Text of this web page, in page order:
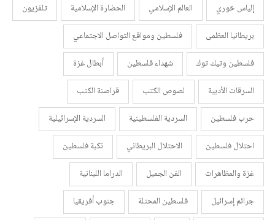
إلياس خوري
العالم الإسلامي الحضارة الإسلامية
تلفزيون
بريطانيا العظمى
فلسطين ومواقع التواصل الاجتماعي
فلسطين وتيك توك
شهداء فلسطين
أبطال غزة
السرقات الأدبية
لصوص الكتب
قراصنة الكتب
حرب فلسطين
السردية الفلسطينية
السردية الإسرائيلية
احتلال فلسطين
الاحتلال البريطاني
نكبة فلسطين
غزة والمظاهرات
الفن الجميل
الدراما اللبنانية
جرائم إسرائيل
فلسطين المحتلة
جنوب أفريقيا